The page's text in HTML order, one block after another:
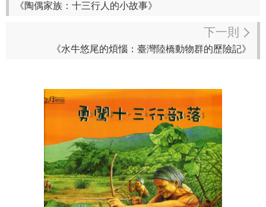
《陶偶家族：十三行人的小故事》
下一則
《水牛悠尾的煩惱：臺灣陸橋動物群的歷險記》